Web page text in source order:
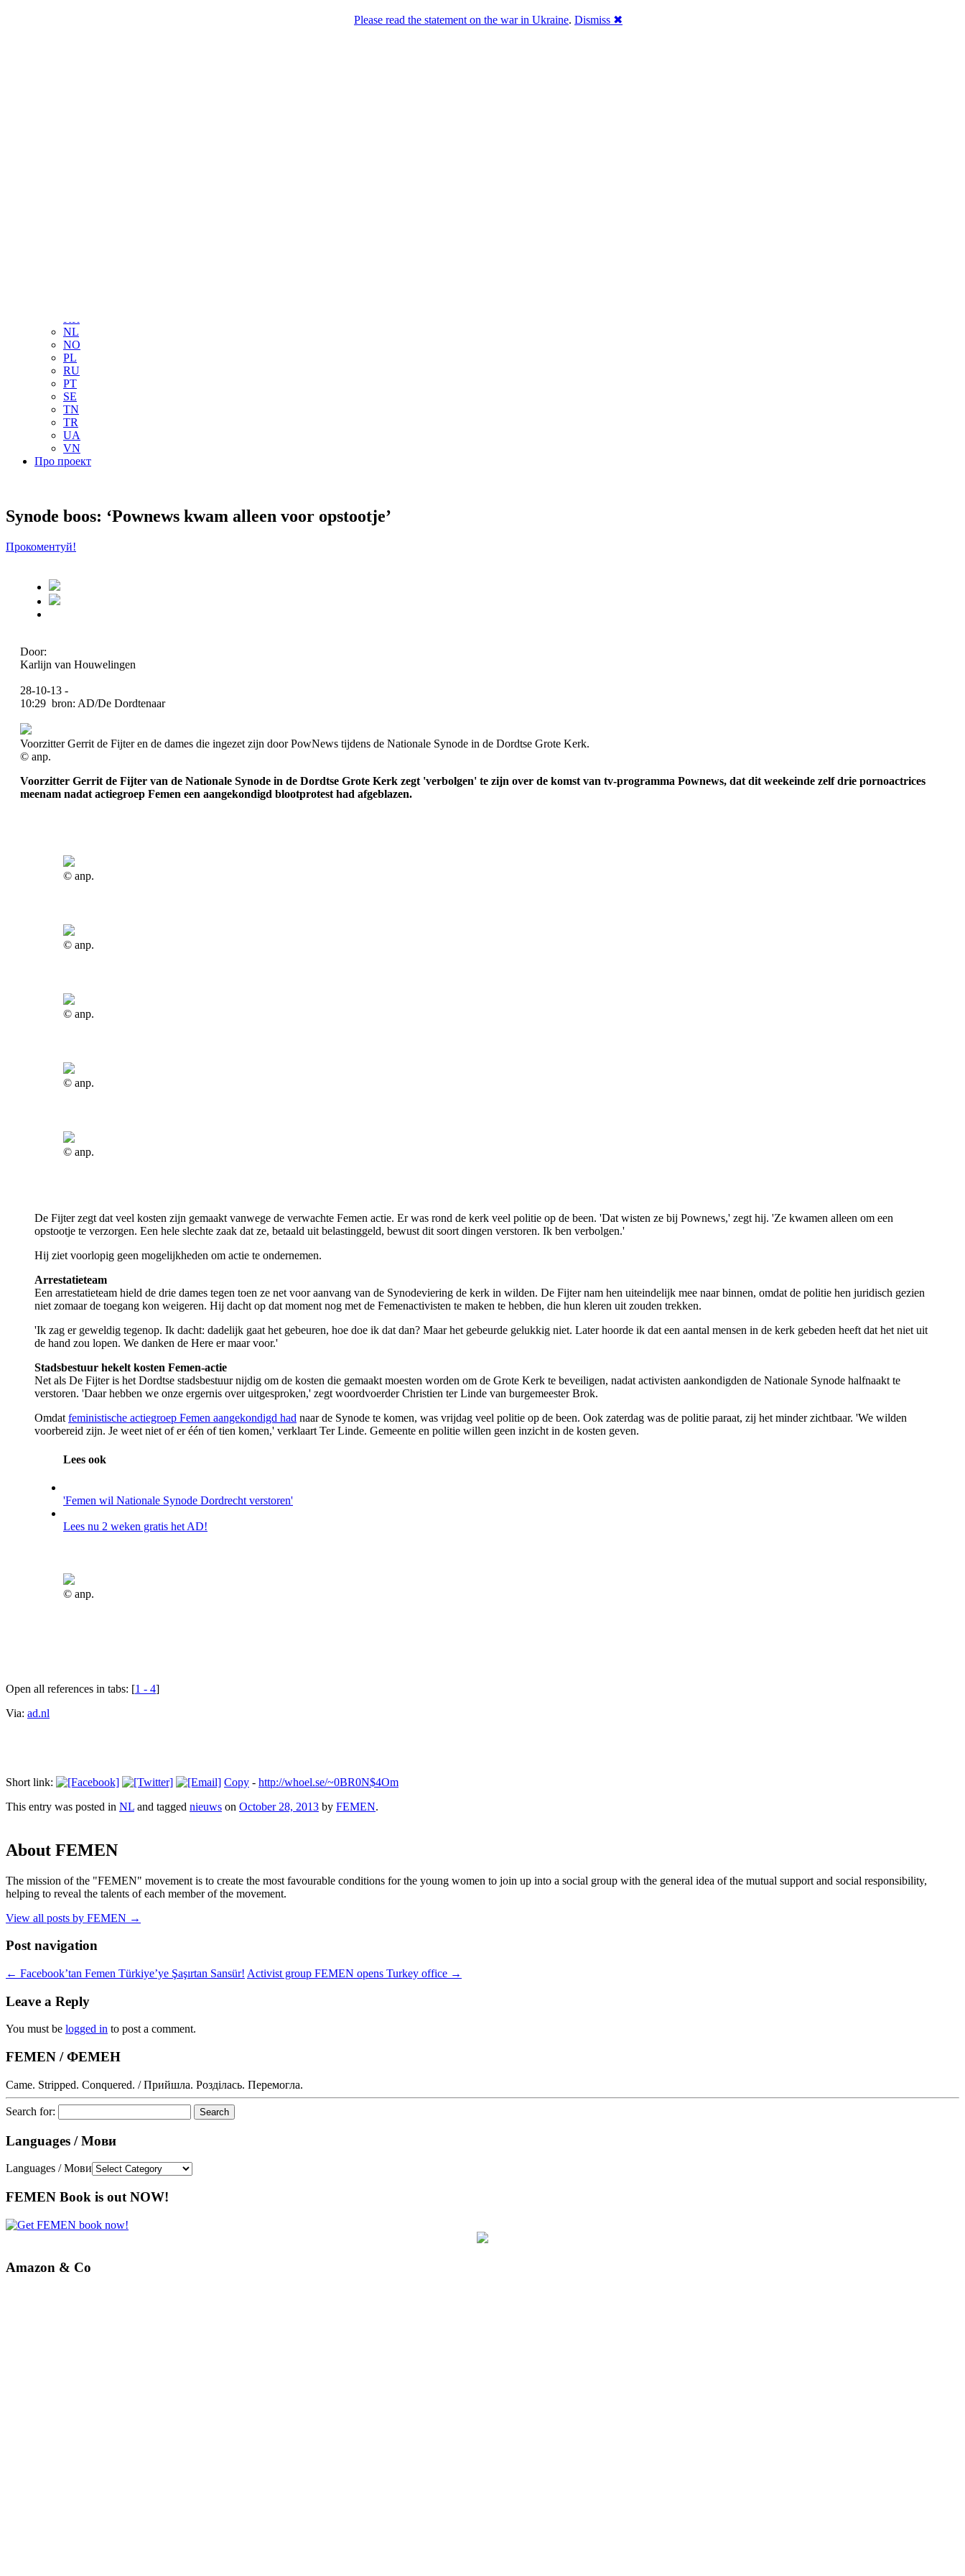
KR
NL
NO
PL
RU
PT
SE
TN
TR
UA
VN
Про проект
Synode boos: ‘Pownews kwam alleen voor opstootje’
Прокоментуй!
Door:
Karlijn van Houwelingen
28-10-13 -
10:29 bron: AD/De Dordtenaar
Voorzitter Gerrit de Fijter en de dames die ingezet zijn door PowNews tijdens de Nationale Synode in de Dordtse Grote Kerk.
© anp.
Voorzitter Gerrit de Fijter van de Nationale Synode in de Dordtse Grote Kerk zegt 'verbolgen' te zijn over de komst van tv-programma Pownews, dat dit weekeinde zelf drie pornoactrices
meenam nadat actiegroep Femen een aangekondigd blootprotest had afgeblazen.
© anp.
© anp.
© anp.
© anp.
© anp.
De Fijter zegt dat veel kosten zijn gemaakt vanwege de verwachte Femen actie. Er was rond de kerk veel politie op de been. 'Dat wisten ze bij Pownews,' zegt hij. 'Ze kwamen alleen om een
opstootje te verzorgen. Een hele slechte zaak dat ze, betaald uit belastinggeld, bewust dit soort dingen verstoren. Ik ben verbolgen.'
Hij ziet voorlopig geen mogelijkheden om actie te ondernemen.
Arrestatieteam
Een arrestatieteam hield de drie dames tegen toen ze net voor aanvang van de Synodeviering de kerk in wilden. De Fijter nam hen uiteindelijk mee naar binnen, omdat de politie hen juridisch gezien
niet zomaar de toegang kon weigeren. Hij dacht op dat moment nog met de Femenactivisten te maken te hebben, die hun kleren uit zouden trekken.
'Ik zag er geweldig tegenop. Ik dacht: dadelijk gaat het gebeuren, hoe doe ik dat dan? Maar het gebeurde gelukkig niet. Later hoorde ik dat een aantal mensen in de kerk gebeden heeft dat het niet uit
de hand zou lopen. We danken de Here er maar voor.'
Stadsbestuur hekelt kosten Femen-actie
Net als De Fijter is het Dordtse stadsbestuur nijdig om de kosten die gemaakt moesten worden om de Grote Kerk te beveiligen, nadat activisten aankondigden de Nationale Synode halfnaakt te
verstoren. 'Daar hebben we onze ergernis over uitgesproken,' zegt woordvoerder Christien ter Linde van burgemeester Brok.
Omdat feministische actiegroep Femen aangekondigd had naar de Synode te komen, was vrijdag veel politie op de been. Ook zaterdag was de politie paraat, zij het minder zichtbaar. 'We wilden
voorbereid zijn. Je weet niet of er één of tien komen,' verklaart Ter Linde. Gemeente en politie willen geen inzicht in de kosten geven.
Lees ook
'Femen wil Nationale Synode Dordrecht verstoren'
Lees nu 2 weken gratis het AD!
© anp.
Open all references in tabs: [1 - 4]
Via: ad.nl
Short link: Copy - http://whoel.se/~0BR0N$4Om
This entry was posted in NL and tagged nieuws on October 28, 2013 by FEMEN.
About FEMEN
The mission of the "FEMEN" movement is to create the most favourable conditions for the young women to join up into a social group with the general idea of the mutual support and social responsibility,
helping to reveal the talents of each member of the movement.
View all posts by FEMEN →
Post navigation
← Facebook’tan Femen Türkiye’ye Şaşırtan Sansür! Activist group FEMEN opens Turkey office →
Leave a Reply
You must be logged in to post a comment.
FEMEN / ФЕМЕН
Came. Stripped. Conquered. / Прийшла. Розділась. Перемогла.
Search for:
Languages / Мови
Languages / Мови
FEMEN Book is out NOW!
Amazon & Co
Please read the statement on the war in Ukraine. Dismiss ✖